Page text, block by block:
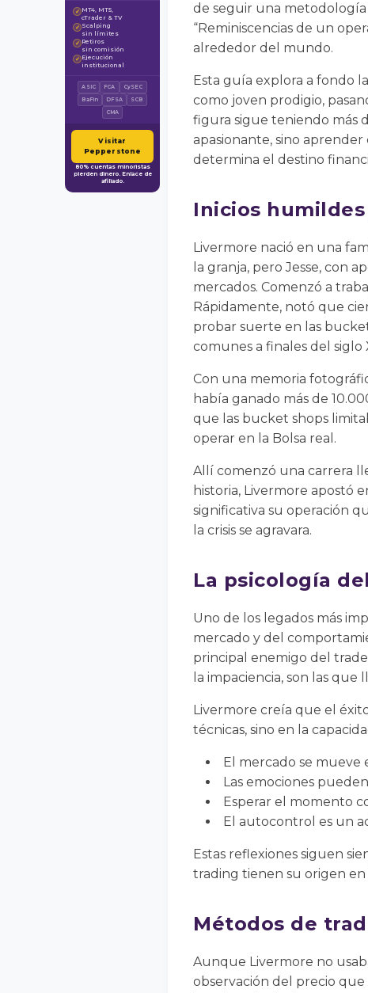
✓ MT4, MT5,
cTrader & TV
✓ Scalping
sin límites
✓ Retiros
sin comisión
✓ Ejecución
institucional
ASIC FCA
CySEC
BaFin
DFSA
SCB
CMA
Visitar
Pepperstone
80% cuentas minoristas
pierden dinero. Enlace de
afiliado.
de seguir una metodología
“Reminiscencias de un
alrededor del mundo.
Esta guía explora a fondo
como joven prodigio,
figura sigue teniendo más
apasionante, sino
determina el destino
Inicios
Livermore nació en una
la granja, pero Jesse, con
mercados. Comenzó a
Rápidamente, notó que
probar suerte en las
comunes a finales del siglo
Con una memoria
había ganado más de
que las bucket shops
operar en la Bolsa real.
Allí comenzó una carrera
historia, Livermore apostó
significativa su operación
la crisis se agravara.
La psicología
Uno de los legados más
mercado y del
principal enemigo del
la impaciencia, son las que
Livermore creía que el
técnicas, sino en la
El mercado se mueve
Las emociones
Esperar el momento
El autocontrol es un
Estas reflexiones siguen
trading tienen su origen en
Métodos de
Aunque Livermore no
observación del precio que